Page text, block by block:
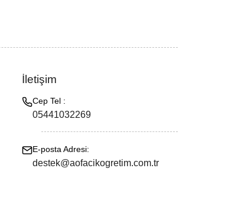
İletişim
Cep Tel :
05441032269
E-posta Adresi:
destek@aofacikogretim.com.tr